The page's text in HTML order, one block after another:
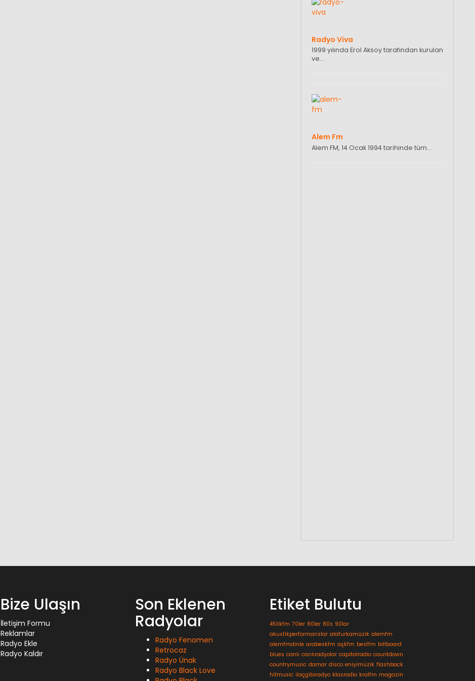
Radyo Viva
1999 yılında Erol Aksoy tarafından kurulan
ve…
Alem Fm
Alem FM, 14 Ocak 1994 tarihinde tüm…
Bize Ulaşın
İletişim Formu
Reklamlar
Radyo Ekle
Radyo Kaldır
Son Eklenen
Radyolar
Radyo Fenomen
Retrocaz
Radyo Ünak
Radyo Black Love
Etiket Bulutu
45likfm 70ler 80ler 80s 90lar
akustikperformanslar alaturkamüzik alemfm
alemfmdinle arabeskfm aşkfm bestfm billboard
blues canlı canlıradyolar capitalradio countdown
countrymusic damar disco eniyimüzik flashback
hitmusic ilaçgibiradyo klasradio kralfm magazin